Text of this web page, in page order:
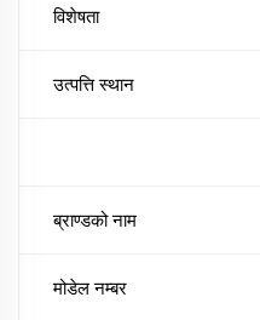
विशेषता
उत्पत्ति स्थान
ब्राण्डको नाम
मोडेल नम्बर